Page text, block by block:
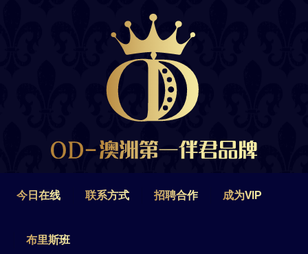
今日在线 联系方式 招聘合作 成为VIP
布里斯班
联系方式 招聘合作
布里斯班